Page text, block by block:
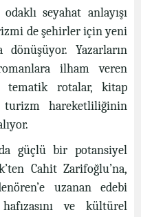
seyahat anlayışı
de şehirler için yeni
Yazarların
ilham veren
tematik rotalar, kitap
hareketliliğinin
güçlü bir potansiyel
Cahit Zarifoğlu’na,
uzanan edebi
ve kültürel